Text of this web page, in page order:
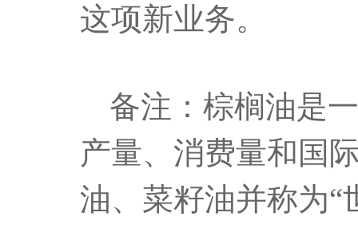
这项新业务。
备注：棕榈油是
产量、消费量和国
油、菜籽油并称为“